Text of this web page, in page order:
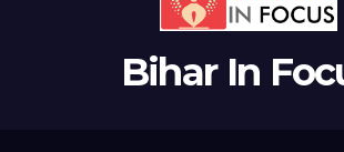
Bihar In